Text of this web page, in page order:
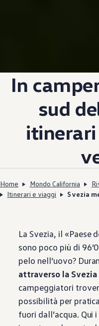
In
sud
itinerari
Home Mondo California
Itinerari e viaggi
Svezia
La Svezia, il «Paese
sono poco più di
pelo nell’uovo?
attraverso la
campeggiatori
possibilità per
fuori dall’acqua. Qui